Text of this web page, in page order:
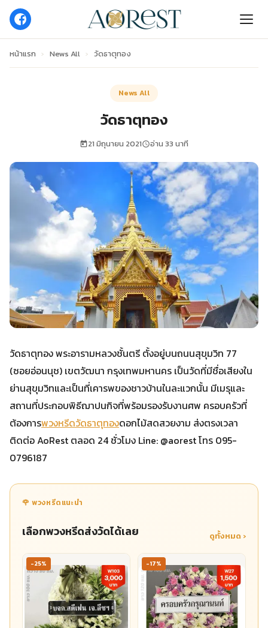
หน้าแรก › News All › วัดธาตุทอง
News All
วัดธาตุทอง
21 มิถุนายน 2021 อ่าน 33 นาที
วัดธาตุทอง พระอารามหลวงชั้นตรี ตั้งอยู่บนถนนสุขุมวิท 77
(ซอยอ่อนนุช) เขตวัฒนา กรุงเทพมหานคร เป็นวัดที่มีชื่อเสียงใน
ย่านสุขุมวิทและเป็นที่เคารพของชาวบ้านในละแวกนั้น มีเมรุและ
สถานที่ประกอบพิธีฌาปนกิจที่พร้อมรองรับงานศพ ครอบครัวที่
ต้องการพวงหรีดวัดธาตุทองดอกไม้สดสวยงาม ส่งตรงเวลา
ติดต่อ AoRest ตลอด 24 ชั่วโมง Line: @aorest โทร 095-
0796187
🌹 พวงหรีดแนะนำ
เลือกพวงหรีดส่งวัดได้เลย ดูทั้งหมด ›
-25% -17%